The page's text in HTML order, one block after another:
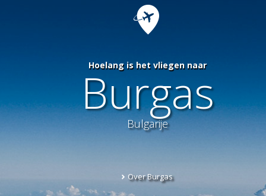
Hoelang is het vliegen naar
Burgas
Bulgarije
Over Burgas